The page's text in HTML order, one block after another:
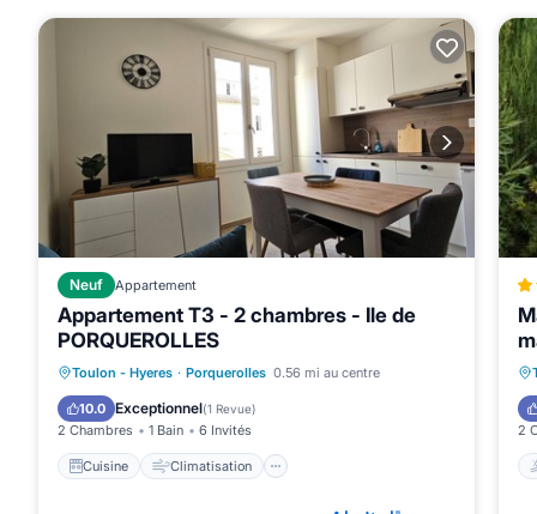
Neuf Appartement
Appartement T3 - 2 chambres - Ile de
PORQUEROLLES
Toulon - Hyeres · Porquerolles 0.56 mi au centre
10.0 Exceptionnel(1 Revue)
2 Chambres 1 Bain 6 Invités
Cuisine Climatisation
Cuisine Climatisation
Internet
Animaux acceptés
2